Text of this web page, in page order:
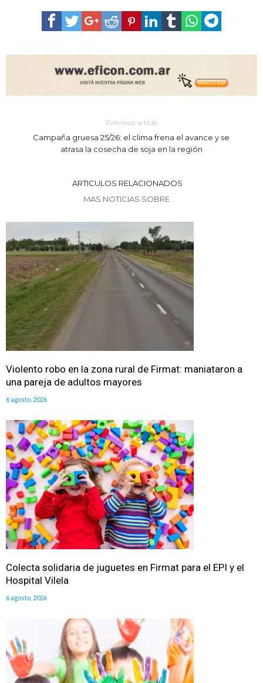
Previous article
Campaña gruesa 25/26: el clima frena el avance y se
atrasa la cosecha de soja en la región
ARTICULOS RELACIONADOS
MAS NOTICIAS SOBRE
Violento robo en la zona rural de Firmat: maniataron a
una pareja de adultos mayores
6 agosto, 2026
Colecta solidaria de juguetes en Firmat para el EPI y el
Hospital Vilela
6 agosto, 2026